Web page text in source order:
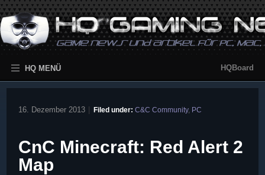
HQ MENÜ HQBoard
16. Dezember 2013 Filed under: C&C Community, PC
CnC Minecraft: Red Alert 2
Map